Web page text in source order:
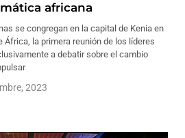
africana
se congregan en la capital de Kenia en
África, la primera reunión de los líderes
a debatir sobre el cambio
2023